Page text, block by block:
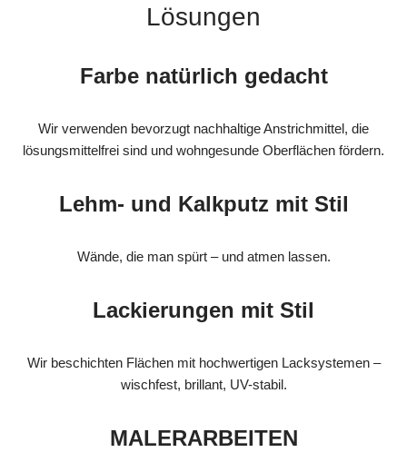
Lösungen
Farbe natürlich gedacht
Wir verwenden bevorzugt nachhaltige Anstrichmittel, die
lösungsmittelfrei sind und wohngesunde Oberflächen fördern.
Lehm- und Kalkputz mit Stil
Wände, die man spürt – und atmen lassen.
Lackierungen mit Stil
Wir beschichten Flächen mit hochwertigen Lacksystemen –
wischfest, brillant, UV-stabil.
MALERARBEITEN